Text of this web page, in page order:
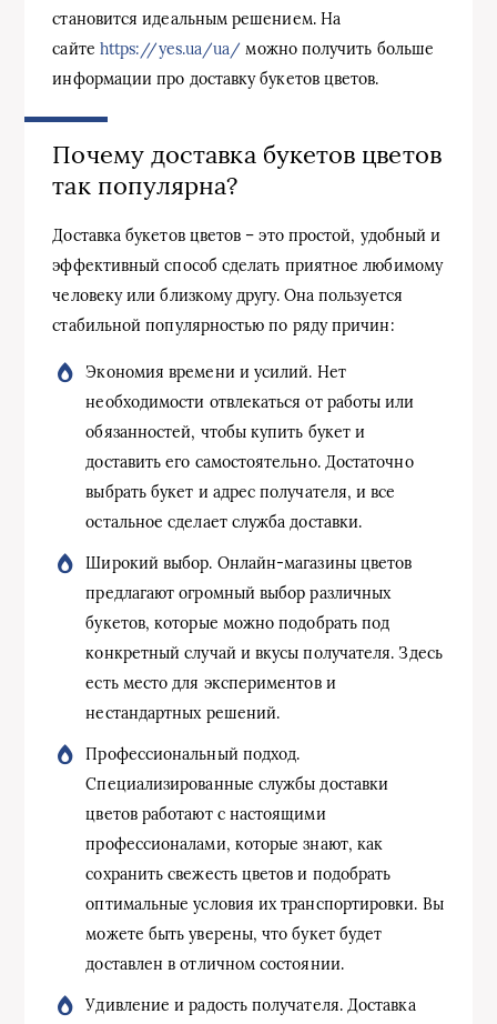
становится идеальным решением. На
сайте https://yes.ua/ua/ можно получить больше
информации про доставку букетов цветов.
Почему доставка букетов цветов
так популярна?
Доставка букетов цветов – это простой, удобный и
эффективный способ сделать приятное любимому
человеку или близкому другу. Она пользуется
стабильной популярностью по ряду причин:
Экономия времени и усилий. Нет
необходимости отвлекаться от работы или
обязанностей, чтобы купить букет и
доставить его самостоятельно. Достаточно
выбрать букет и адрес получателя, и все
остальное сделает служба доставки.
Широкий выбор. Онлайн-магазины цветов
предлагают огромный выбор различных
букетов, которые можно подобрать под
конкретный случай и вкусы получателя. Здесь
есть место для экспериментов и
нестандартных решений.
Профессиональный подход.
Специализированные службы доставки
цветов работают с настоящими
профессионалами, которые знают, как
сохранить свежесть цветов и подобрать
оптимальные условия их транспортировки. Вы
можете быть уверены, что букет будет
доставлен в отличном состоянии.
Удивление и радость получателя. Доставка